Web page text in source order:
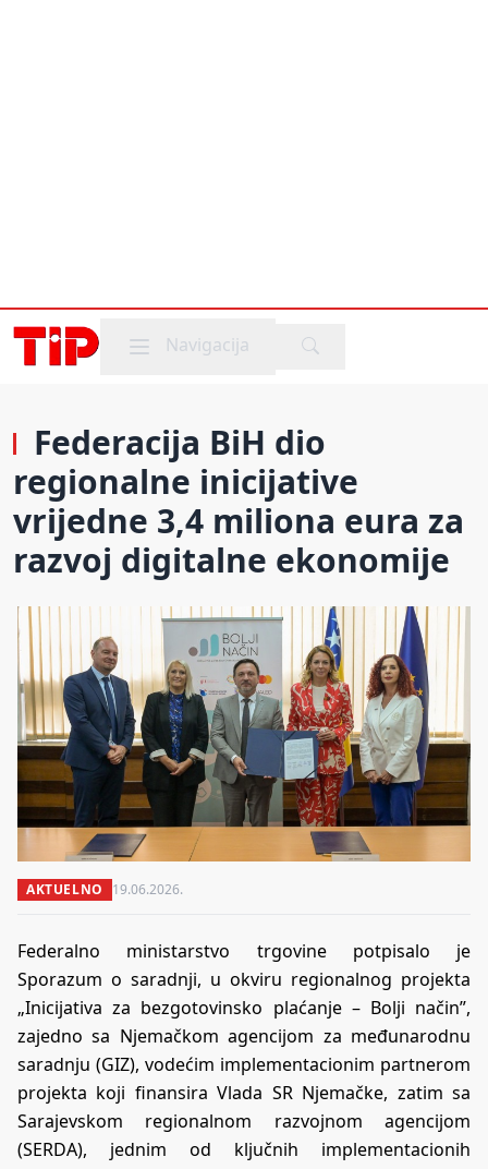
Mobile menu
Navigacija
Federacija BiH dio
regionalne inicijative
vrijedne 3,4 miliona eura za
razvoj digitalne ekonomije
AKTUELNO 19.06.2026.
Federalno ministarstvo trgovine potpisalo je
Sporazum o saradnji, u okviru regionalnog projekta
„Inicijativa za bezgotovinsko plaćanje – Bolji način”,
zajedno sa Njemačkom agencijom za međunarodnu
saradnju (GIZ), vodećim implementacionim partnerom
projekta koji finansira Vlada SR Njemačke, zatim sa
Sarajevskom regionalnom razvojnom agencijom
(SERDA), jednim od ključnih implementacionih